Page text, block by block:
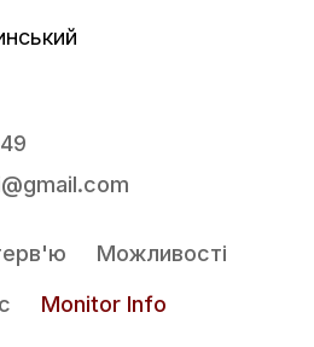
Можливості
Monitor Info